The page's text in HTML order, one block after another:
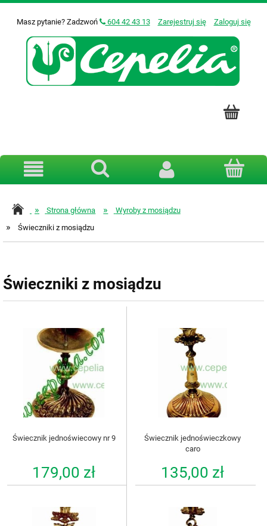
Masz pytanie? Zadzwoń 604 42 43 13 Zarejestruj się Zaloguj się
» Strona główna » Wyroby z mosiądzu
» Świeczniki z mosiądzu
Świeczniki z mosiądzu
Świecznik jednoświecowy nr 9
179,00 zł
Świecznik jednoświeczkowy
caro
135,00 zł